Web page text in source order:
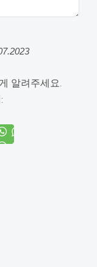
알려주세요.